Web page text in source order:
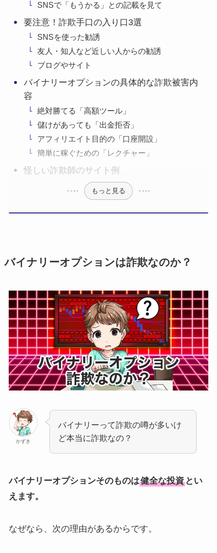
SNSで「もうかる」との記載を見て
要注意！詐欺手口の入り口3選
SNSを使った勧誘
友人・知人など近しい人からの勧誘
ブログやサイト
バイナリーオプションの具体的な詐欺被害内
容
絶対勝てる「高額ツール」
儲けがあっても「出金拒否」
アフィリエイト目的の「口座開設」
簡単に稼ぐための「レクチャー」
怪しい詐欺師のサイト例
もっと見る
バイナリーオプションは詐欺なのか？
かずき
バイナリーって詐欺の噂が多いけ
ど本当に詐欺なの？
バイナリーオプションそのものは健全な投資とい
えます。
なぜなら、次の理由があるからです。